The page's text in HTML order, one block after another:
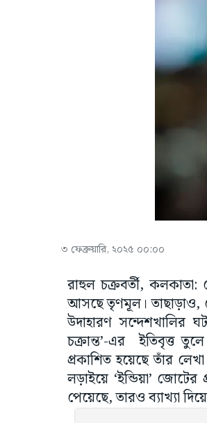
৩ ফেব্রুয়ারি, ২০২৫ ০০:০০
রাহুল চক্রবর্তী,
আসছে তৃণমূল। তাছাড়াও,
উদাহারণ সন্দেশখালির
চক্রান্ত’-এর ইতিবৃত্ত
প্রকাশিত হয়েছে তাঁর
লড়াইয়ে ‘ইন্ডিয়া’
পেয়েছে, তারও ব্যাখ্যা